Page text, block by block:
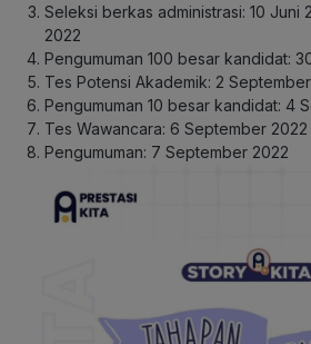
Seleksi berkas administrasi: 10 Juni
2022
Pengumuman 100 besar kandidat:
Tes Potensi Akademik: 2
Pengumuman 10 besar kandidat: 4
Tes Wawancara: 6 September 2022
Pengumuman: 7 September 2022